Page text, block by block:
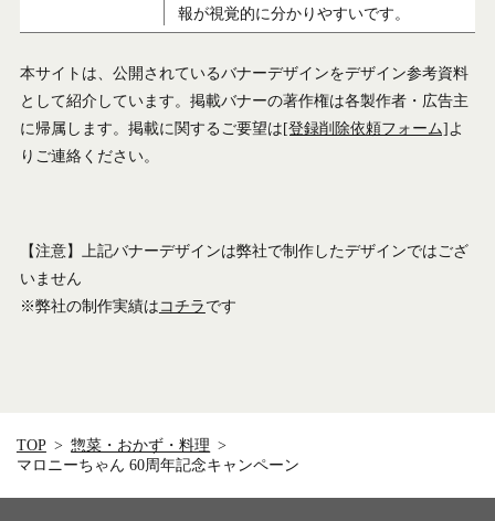
報が視覚的に分かりやすいです。
本サイトは、公開されているバナーデザインをデザイン参考資料
として紹介しています。掲載バナーの著作権は各製作者・広告主
に帰属します。掲載に関するご要望は[登録削除依頼フォーム]よ
りご連絡ください。
【注意】上記バナーデザインは弊社で制作したデザインではござ
いません
※弊社の制作実績はコチラです
TOP
惣菜・おかず・料理
マロニーちゃん 60周年記念キャンペーン